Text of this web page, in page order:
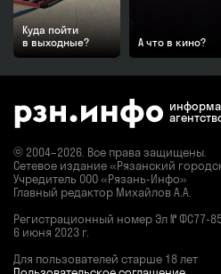
Куда пойти
в выходные?
А что в кино?
© 2004–2026. Все права защищены.
Сетевое издание «Рязанский
Учредитель ООО «Рязань-Инфо»
Главный редактор Михайлов А.А.
Регистрационный номер Эл № ФС77-
6 июня 2023 г.
Для пользователей старше 18 лет